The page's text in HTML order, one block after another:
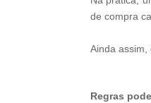
de compra
Ainda assim,
Regras